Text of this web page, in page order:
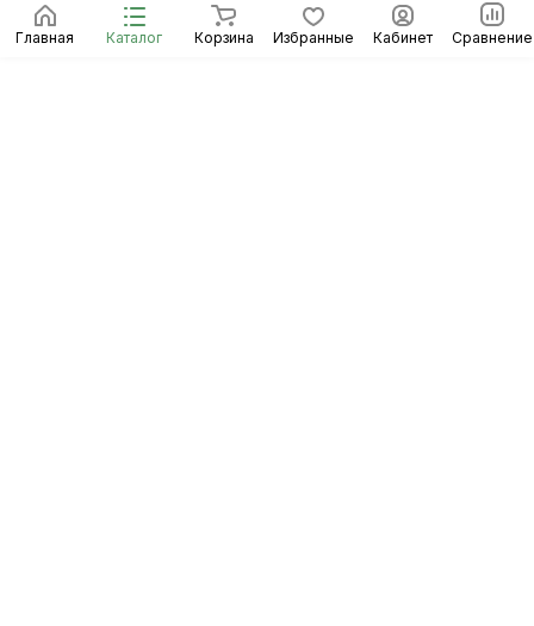
Главная Каталог Корзина Избранные Кабинет Сравнение